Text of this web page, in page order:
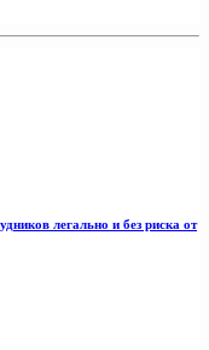
легально и без риска от